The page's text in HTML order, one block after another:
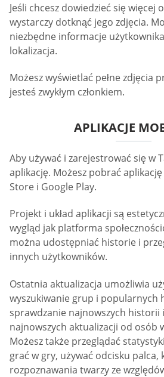
Jeśli chcesz dowiedzieć się więcej
wystarczy dotknąć jego zdjęcia.
niezbędne informacje
lokalizacja.
Możesz wyświetlać pełne zdjęcia
jesteś zwykłym członkiem.
APLIKACJE
Aby używać i zarejestrować się w
aplikację. Możesz pobrać
Store i Google Play.
Projekt i układ aplikacji są
wygląd jak platforma
można udostępniać historie i
innych użytkowników.
Ostatnia aktualizacja umożliwia
wyszukiwanie grup i popularnych
sprawdzanie najnowszych historii
najnowszych aktualizacji od osób
Możesz także przeglądać
grać w gry, używać odcisku palca,
rozpoznawania twarzy ze